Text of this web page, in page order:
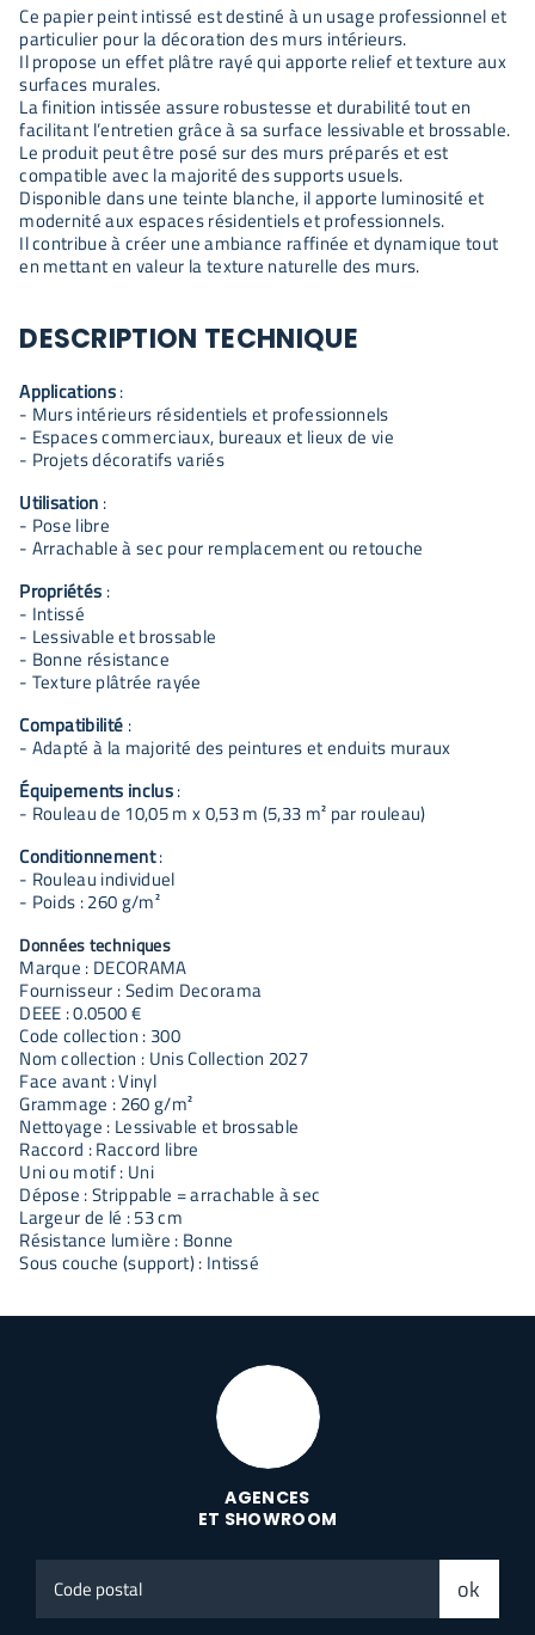
Ce papier peint intissé est destiné à un usage professionnel et
particulier pour la décoration des murs intérieurs.
Il propose un effet plâtre rayé qui apporte relief et texture aux
surfaces murales.
La finition intissée assure robustesse et durabilité tout en
facilitant l’entretien grâce à sa surface lessivable et brossable.
Le produit peut être posé sur des murs préparés et est
compatible avec la majorité des supports usuels.
Disponible dans une teinte blanche, il apporte luminosité et
modernité aux espaces résidentiels et professionnels.
Il contribue à créer une ambiance raffinée et dynamique tout
en mettant en valeur la texture naturelle des murs.
DESCRIPTION TECHNIQUE
Applications:
- Murs intérieurs résidentiels et professionnels
- Espaces commerciaux, bureaux et lieux de vie
- Projets décoratifs variés
Utilisation :
- Pose libre
- Arrachable à sec pour remplacement ou retouche
Propriétés :
- Intissé
- Lessivable et brossable
- Bonne résistance
- Texture plâtrée rayée
Compatibilité :
- Adapté à la majorité des peintures et enduits muraux
Équipements inclus:
- Rouleau de 10,05 m x 0,53 m (5,33 m² par rouleau)
Conditionnement:
- Rouleau individuel
- Poids : 260 g/m²
Données techniques
Marque : DECORAMA
Fournisseur : Sedim Decorama
DEEE : 0.0500 €
Code collection : 300
Nom collection : Unis Collection 2027
Face avant : Vinyl
Grammage : 260 g/m²
Nettoyage : Lessivable et brossable
Raccord : Raccord libre
Uni ou motif : Uni
Dépose : Strippable = arrachable à sec
Largeur de lé : 53 cm
Résistance lumière : Bonne
Sous couche (support) : Intissé
AGENCES
ET SHOWROOM
postal
ok